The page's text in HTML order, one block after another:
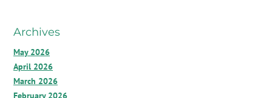
Archives
May 2026
April 2026
March 2026
February 2026